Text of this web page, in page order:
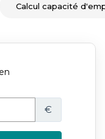
Calcul capacité